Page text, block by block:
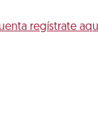
regístrate